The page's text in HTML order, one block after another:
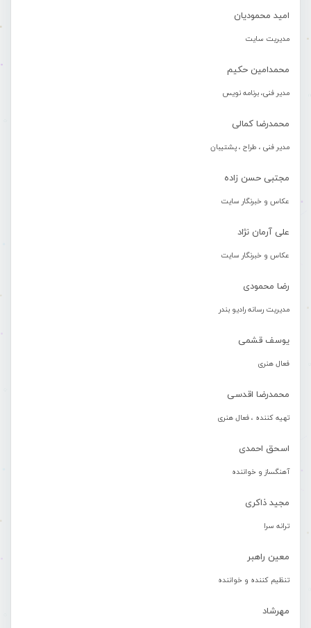
امید محمودیان
مدیریت سایت
محمدامین حکیم
مدیر فنی، برنامه نویس
محمدرضا کمالی
مدیر فنی ، طراح ، پشتیبان
مجتبی حسن زاده
عکاس و خبرنگار سایت
علی آرمان نژاد
عکاس و خبرنگار سایت
رضا محمودی
مدیریت رسانه رادیو بندر
یوسف قشمی
فعال هنری
محمدرضا اقدسی
تهیه کننده ، فعال هنری
اسحق احمدی
آهنگساز و خواننده
مجید ذاکری
ترانه سرا
معین راهبر
تنظیم کننده و خواننده
مهرشاد